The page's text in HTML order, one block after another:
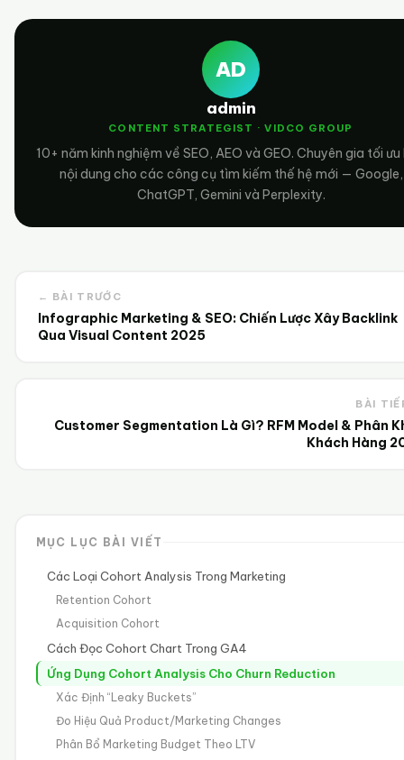
AD
admin
CONTENT STRATEGIST · VIDCO GROUP
10+ năm kinh nghiệm về SEO, AEO và GEO. Chuyên gia tối ưu
nội dung cho các công cụ tìm kiếm thế hệ mới — Google,
ChatGPT, Gemini và Perplexity.
← BÀI TRƯỚC
Infographic Marketing & SEO: Chiến Lược Xây Backlink
Qua Visual Content 2025
BÀI
Customer Segmentation Là Gì? RFM Model & Phân
Khách Hàng
MỤC LỤC BÀI VIẾT
Các Loại Cohort Analysis Trong Marketing
Retention Cohort
Acquisition Cohort
Cách Đọc Cohort Chart Trong GA4
Ứng Dụng Cohort Analysis Cho Churn Reduction
Xác Định “Leaky Buckets”
Đo Hiệu Quả Product/Marketing Changes
Phân Bổ Marketing Budget Theo LTV